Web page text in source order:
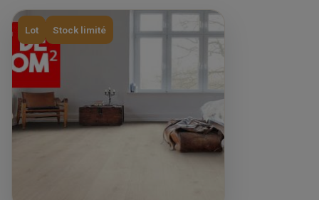
Lot Stock limité